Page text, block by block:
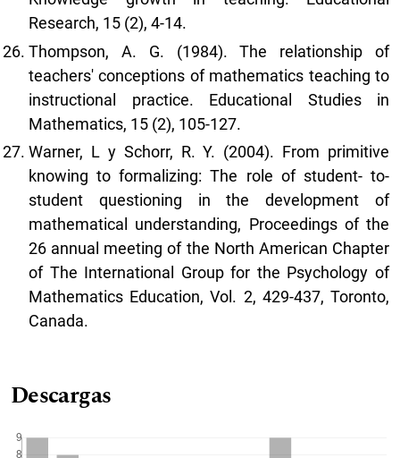
Research, 15 (2), 4-14.
Thompson, A. G. (1984). The relationship of
teachers' conceptions of mathematics teaching to
instructional practice. Educational Studies in
Mathematics, 15 (2), 105-127.
Warner, L y Schorr, R. Y. (2004). From primitive
knowing to formalizing: The role of student- to-
student questioning in the development of
mathematical understanding, Proceedings of the
26 annual meeting of the North American Chapter
of The International Group for the Psychology of
Mathematics Education, Vol. 2, 429-437, Toronto,
Canada.
Descargas